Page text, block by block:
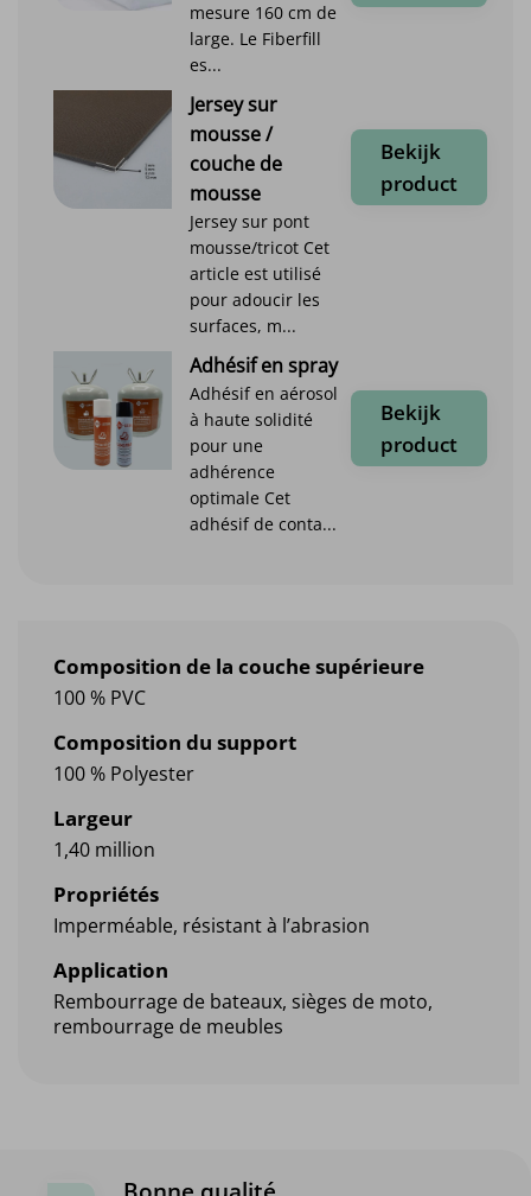
Composition de la couche supérieure
100 % PVC
Composition du support
100 % Polyester
Largeur
1,40 million
Propriétés
Imperméable, résistant à l’abrasion
Application
Rembourrage de bateaux, sièges de moto,
rembourrage de meubles
mesure 160 cm de
large. Le Fiberfill
es...
Jersey sur
mousse /
couche de
mousse
Jersey sur pont
mousse/tricot Cet
article est utilisé
pour adoucir les
surfaces, m...
Bekijk
product
Adhésif en spray
Adhésif en aérosol
à haute solidité
pour une
adhérence
optimale Cet
adhésif de conta...
Bekijk
product